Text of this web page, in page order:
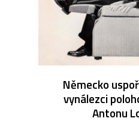
Německo
vynálezci
Antonu